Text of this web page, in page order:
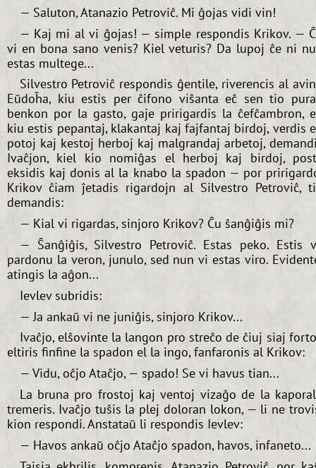
— Saluton, Atanazio Petroviĉ. Mi ĝojas vidi vin!
— Kaj mi al vi ĝojas! — simple respondis Krikov. —
vi en bona sano venis? Kiel veturis? Da lupoj ĉe ni
estas multege...
Silvestro Petroviĉ respondis ĝentile, riverencis al
Eŭdoĥa, kiu estis per ĉifono viŝanta eĉ sen tio
benkon por la gasto, gaje pririgardis la ĉefĉambron,
kiu estis pepantaj, klakantaj kaj fajfantaj birdoj, verdis
potoj kaj kestoj herboj kaj malgrandaj arbetoj,
Ivaĉjon, kiel kio nomiĝas el herboj kaj birdoj,
eksidis kaj donis al la knabo la spadon — por
Krikov ĉiam ĵetadis rigardojn al Silvestro Petroviĉ,
demandis:
— Kial vi rigardas, sinjoro Krikov? Ĉu ŝanĝiĝis mi?
— Ŝanĝiĝis, Silvestro Petroviĉ. Estas peko. Estis
pardonu la veron, junulo, sed nun vi estas viro.
atingis la aĝon...
Ievlev subridis:
— Ja ankaŭ vi ne juniĝis, sinjoro Krikov...
Ivaĉjo, elŝovinte la langon pro streĉo de ĉiuj siaj
eltiris finfine la spadon el la ingo, fanfaronis al Krikov:
— Vidu, oĉjo Ataĉjo, — spado! Se vi havus tian...
La bruna pro frostoj kaj ventoj vizaĝo de la
tremeris. Ivaĉjo tuŝis la plej doloran lokon, — li ne
kion respondi. Anstataŭ li respondis Ievlev:
— Havos ankaŭ oĉjo Ataĉjo spadon, havos, infaneto...